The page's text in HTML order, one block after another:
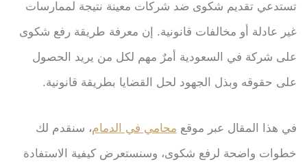
تستدعي تقديم شكوى ضد شركات معينة نتيجة لممارسات
غير عادلة أو مخالفات قانونية. إن معرفة طريقة رفع شكوى
على شركة في السعودية أمرٌ مهم لكل من يريد الحصول
على حقوقه وبذل الجهود لحل القضايا بطريقة قانونية.
في هذا المقال عبر موقع محامي في الدمام، سنقدم لك
خطوات واضحة لرفع شكوى، وسنستعرض كيفية الاستفادة